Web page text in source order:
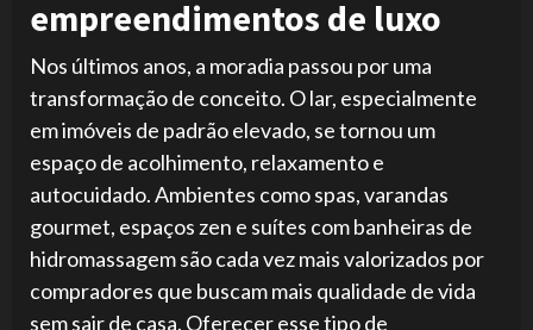
empreendimentos de luxo
Nos últimos anos, a moradia passou por uma
transformação de conceito. O lar, especialmente
em imóveis de padrão elevado, se tornou um
espaço de acolhimento, relaxamento e
autocuidado. Ambientes como spas, varandas
gourmet, espaços zen e suítes com banheiras de
hidromassagem são cada vez mais valorizados por
compradores que buscam mais qualidade de vida
sem sair de casa. Oferecer esse tipo de